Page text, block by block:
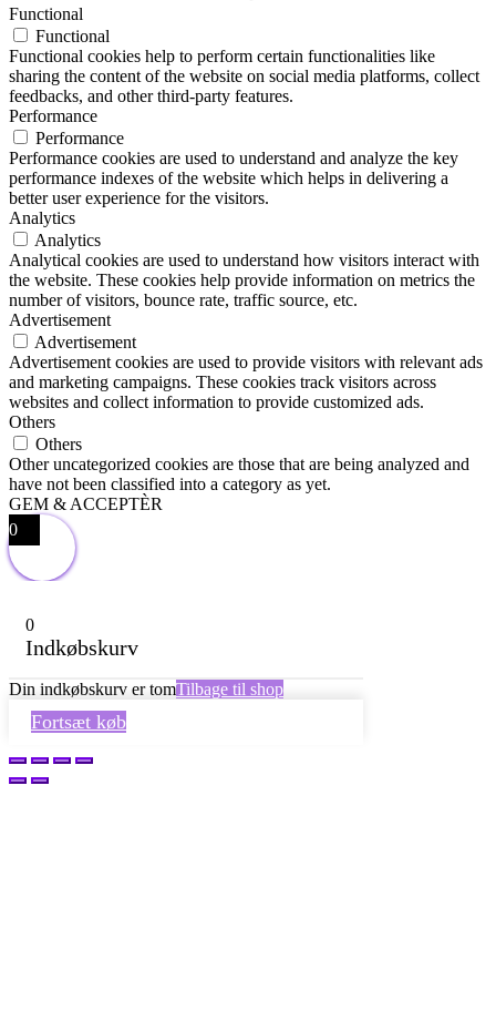
Functional
Functional
Functional cookies help to perform certain functionalities like
sharing the content of the website on social media platforms, collect
feedbacks, and other third-party features.
Performance
Performance
Performance cookies are used to understand and analyze the key
performance indexes of the website which helps in delivering a
better user experience for the visitors.
Analytics
Analytics
Analytical cookies are used to understand how visitors interact with
the website. These cookies help provide information on metrics the
number of visitors, bounce rate, traffic source, etc.
Advertisement
Advertisement
Advertisement cookies are used to provide visitors with relevant ads
and marketing campaigns. These cookies track visitors across
websites and collect information to provide customized ads.
Others
Others
Other uncategorized cookies are those that are being analyzed and
have not been classified into a category as yet.
GEM & ACCEPTÈR
0
0
Indkøbskurv
Din indkøbskurv er tomTilbage til shop
Fortsæt køb